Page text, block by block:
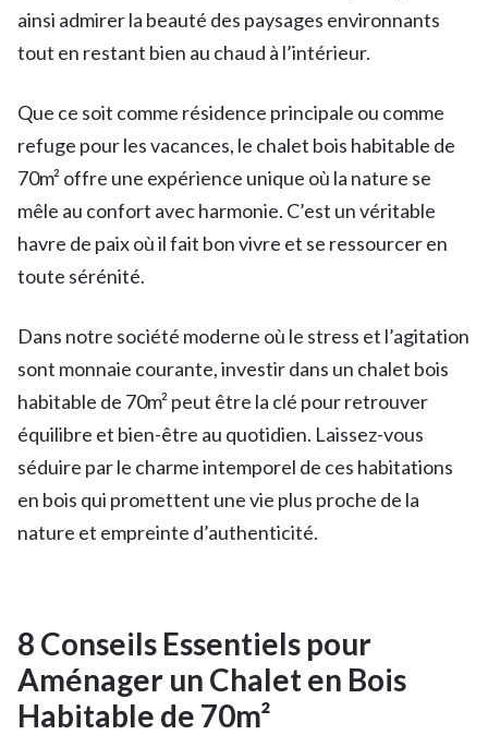
ainsi admirer la beauté des paysages environnants
tout en restant bien au chaud à l’intérieur.
Que ce soit comme résidence principale ou comme
refuge pour les vacances, le chalet bois habitable de
70m² offre une expérience unique où la nature se
mêle au confort avec harmonie. C’est un véritable
havre de paix où il fait bon vivre et se ressourcer en
toute sérénité.
Dans notre société moderne où le stress et l’agitation
sont monnaie courante, investir dans un chalet bois
habitable de 70m² peut être la clé pour retrouver
équilibre et bien-être au quotidien. Laissez-vous
séduire par le charme intemporel de ces habitations
en bois qui promettent une vie plus proche de la
nature et empreinte d’authenticité.
8 Conseils Essentiels pour
Aménager un Chalet en Bois
Habitable de 70m²